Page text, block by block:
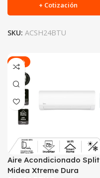
+ Cotización
SKU: ACSH24BTU
-31%
Aire Acondicionado Split
Midea Xtreme Dura